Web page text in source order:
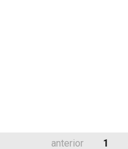
anterior 1